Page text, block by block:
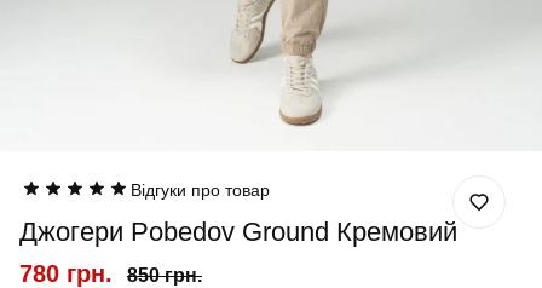
Відгуки про товар
Джогери Pobedov Ground Кремовий
780 грн. 850 грн.